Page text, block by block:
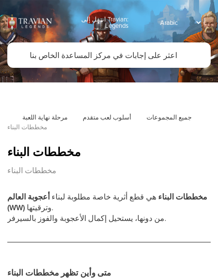
انتقل إلى Travian:
Legends
جميع المجموعات أسلوب لعب متقدم
مرحلة نهاية اللعبة
مخططات البناء
مخططات البناء
مخططات البناء
مخططات البناء هي قطع أثرية خاصة مطلوبة لبناءأعجوبة العالم
(WW)
وترقيتها.
من دونها، يستحيل إكمال الأعجوبة والفوز بالسيرفر.
متى وأين تظهر مخططات البناء